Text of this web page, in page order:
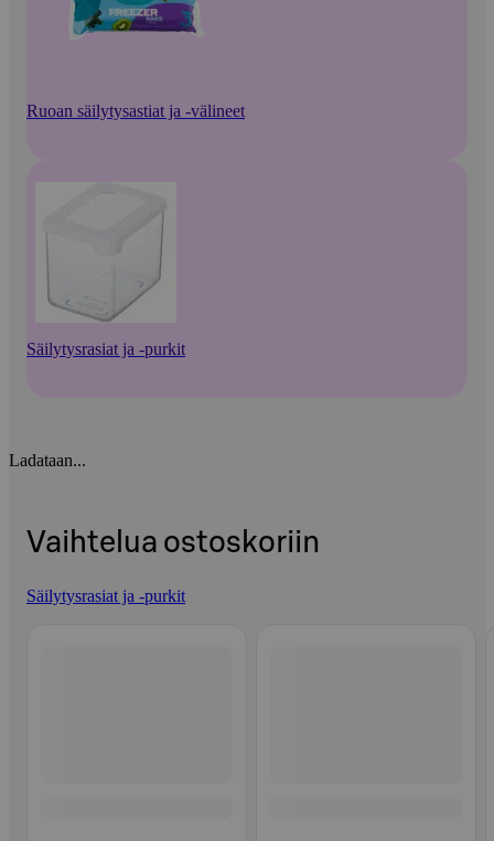
Ruoan säilytysastiat ja -välineet
Säilytysrasiat ja -purkit
Ladataan...
Vaihtelua ostoskoriin
Säilytysrasiat ja -purkit